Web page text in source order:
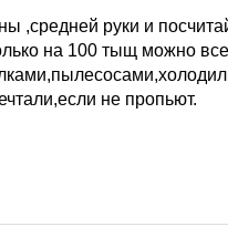
,средней руки и
на 100 тыщ можно
не пропьют.